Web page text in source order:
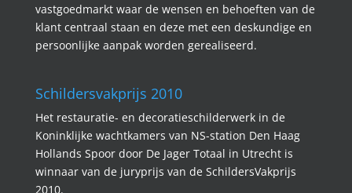
vastgoedmarkt waar de wensen en behoeften van de
klant centraal staan en deze met een deskundige en
persoonlijke aanpak worden gerealiseerd.
Schildersvakprijs 2010
Het restauratie- en decoratieschilderwerk in de
Koninklijke wachtkamers van NS-station Den Haag
Hollands Spoor door De Jager Totaal in Utrecht is
winnaar van de juryprijs van de SchildersVakprijs
2010.